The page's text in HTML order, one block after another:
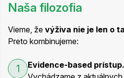
Naša filozofia
Vieme, že výživa nie je len o
Preto kombinujeme:
1
Evidence-based prístup.